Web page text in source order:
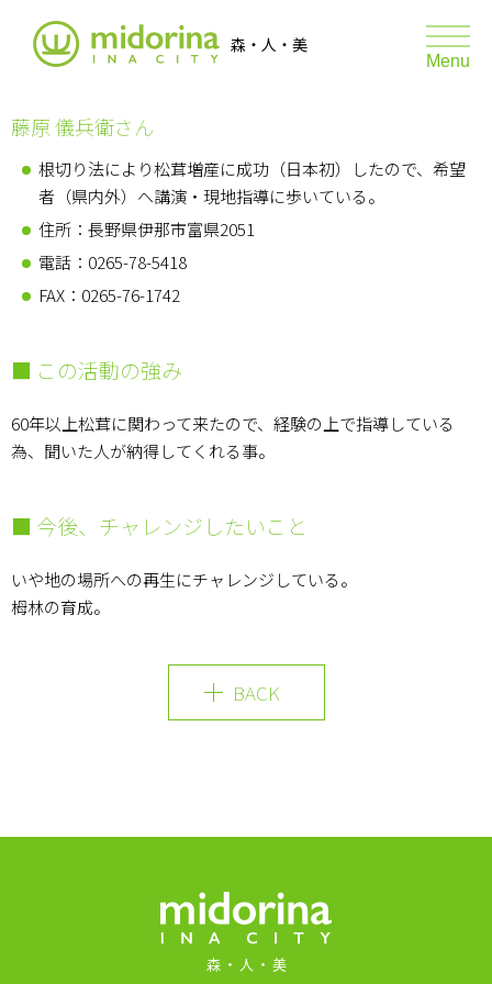
伊那市森林サポートプロジェクト
森・人・美
toggle
Menu
森のマルシェ
たき火の日
たき火の日 あそびと学び
REPORT
GRAPH
QUALITY
市民の森をご利用の方はこちら
森でのビジネスをお考えの方はこちら
藤原 儀兵衛さん
根切り法により松茸増産に成功（日本初）したので、希望
者（県内外）へ講演・現地指導に歩いている。
住所：長野県伊那市富県2051
電話：0265-78-5418
FAX：0265-76-1742
■ この活動の強み
60年以上松茸に関わって来たので、経験の上で指導している
為、聞いた人が納得してくれる事。
■ 今後、チャレンジしたいこと
いや地の場所への再生にチャレンジしている。
栂林の育成。
BACK